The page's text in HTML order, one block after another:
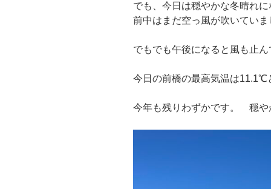
でも、今日は穏やかな冬晴れ
前中はまだ空っ風が吹いていま
でもでも午後になると風も止
今日の前橋の最高気温は11.1℃
今年も残りわずかです。 穏や